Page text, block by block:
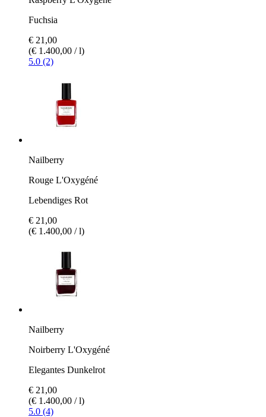
Fuchsia
€ 21,00
(€ 1.400,00 / l)
5.0 (2)
Nailberry
Rouge L'Oxygéné
Lebendiges Rot
€ 21,00
(€ 1.400,00 / l)
Nailberry
Noirberry L'Oxygéné
Elegantes Dunkelrot
€ 21,00
(€ 1.400,00 / l)
5.0 (4)